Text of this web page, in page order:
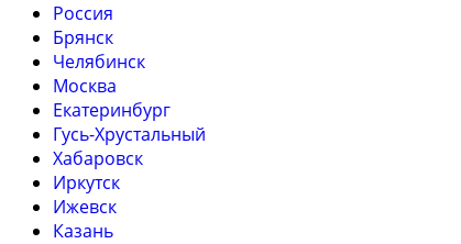
Россия
Брянск
Челябинск
Москва
Екатеринбург
Гусь-Хрустальный
Хабаровск
Иркутск
Ижевск
Казань